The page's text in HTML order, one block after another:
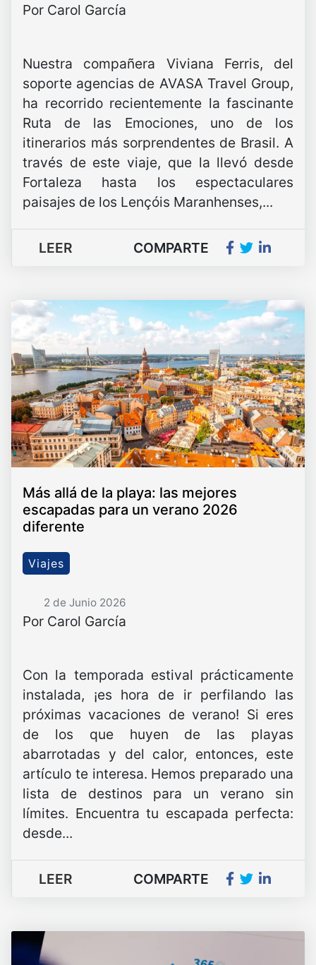
Por Carol García
Nuestra compañera Viviana Ferris, del
soporte agencias de AVASA Travel Group,
ha recorrido recientemente la fascinante
Ruta de las Emociones, uno de los
itinerarios más sorprendentes de Brasil. A
través de este viaje, que la llevó desde
Fortaleza hasta los espectaculares
paisajes de los Lençóis Maranhenses,...
LEER COMPARTE
Más allá de la playa: las mejores
escapadas para un verano 2026
diferente
Viajes
2 de Junio 2026
Por Carol García
Con la temporada estival prácticamente
instalada, ¡es hora de ir perfilando las
próximas vacaciones de verano! Si eres
de los que huyen de las playas
abarrotadas y del calor, entonces, este
artículo te interesa. Hemos preparado una
lista de destinos para un verano sin
límites. Encuentra tu escapada perfecta:
desde...
LEER COMPARTE